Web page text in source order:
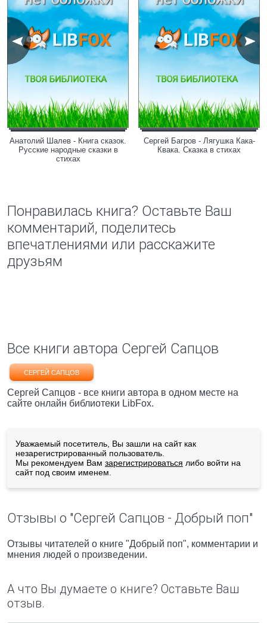
Анатолий Шалев - Книга сказок.
Русские народные сказки в
стихах
Сергей Багров - Лягушка Кака-
Квака. Сказка в стихах
Понравилась книга? Оставьте Ваш
комментарий, поделитесь
впечатлениями или расскажите
друзьям
Все книги автора Сергей Сапцов
СЕРГЕЙ САПЦОВ
Сергей Сапцов - все книги автора в одном месте на
сайте онлайн библиотеки LibFox.
Уважаемый посетитель, Вы зашли на сайт как
незарегистрированный пользователь.
Мы рекомендуем Вам зарегистрироваться либо войти на
сайт под своим именем.
Отзывы о "Сергей Сапцов - Добрый поп"
Отзывы читателей о книге "Добрый поп", комментарии и
мнения людей о произведении.
А что Вы думаете о книге? Оставьте Ваш
отзыв.